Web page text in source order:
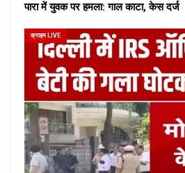
पारा में युवक पर हमला: गाल काटा, केस दर्ज
क्राइम LIVE